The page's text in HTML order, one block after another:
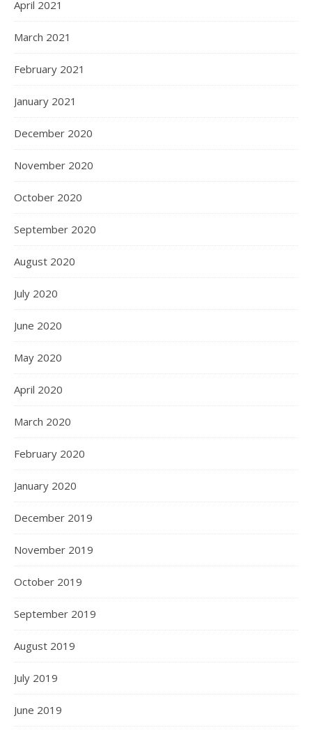
April 2021
March 2021
February 2021
January 2021
December 2020
November 2020
October 2020
September 2020
August 2020
July 2020
June 2020
May 2020
April 2020
March 2020
February 2020
January 2020
December 2019
November 2019
October 2019
September 2019
August 2019
July 2019
June 2019